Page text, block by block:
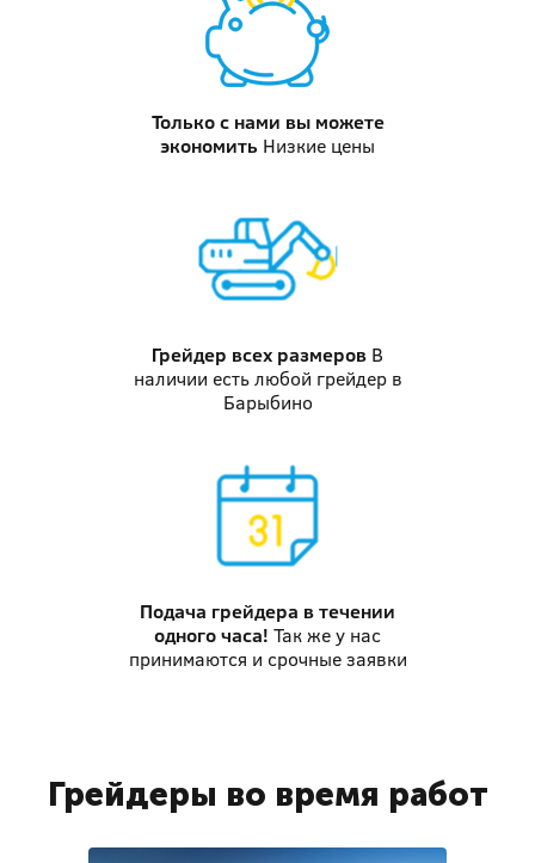
Только с нами вы можете
экономить Низкие цены
Грейдер всех размеров В
наличии есть любой грейдер в
Барыбино
Подача грейдера в течении
одного часа! Так же у нас
принимаются и срочные заявки
Грейдеры во время работ